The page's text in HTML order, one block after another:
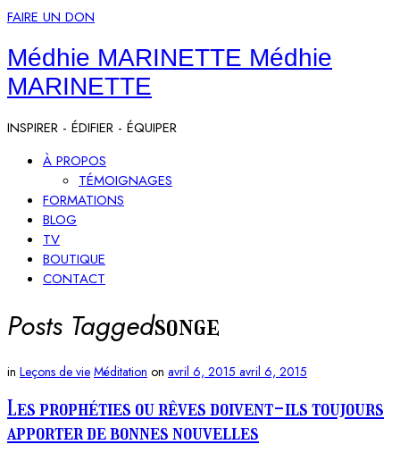
FAIRE UN DON
Médhie MARINETTE Médhie
MARINETTE
INSPIRER - ÉDIFIER - ÉQUIPER
À PROPOS
TÉMOIGNAGES
FORMATIONS
BLOG
TV
BOUTIQUE
CONTACT
Posts Taggedsonge
in Leçons de vie Méditation on avril 6, 2015 avril 6, 2015
Les prophéties ou rêves doivent-ils toujours
apporter de bonnes nouvelles